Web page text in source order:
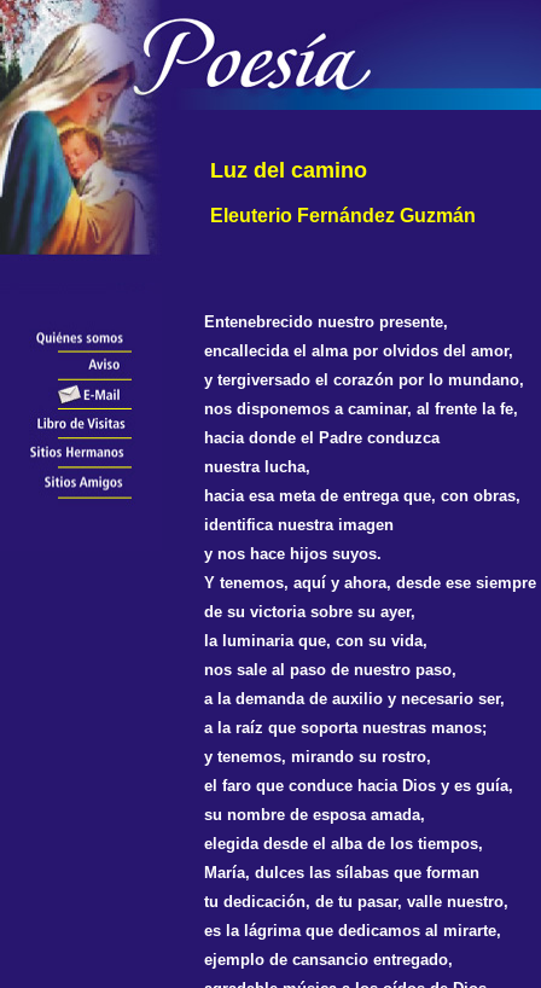
Luz del camino
Eleuterio Fernández Guzmán
Entenebrecido nuestro presente,
encallecida el alma por olvidos del amor,
y tergiversado el corazón por lo mundano,
nos disponemos a caminar, al frente la fe,
hacia donde el Padre conduzca
nuestra lucha,
hacia esa meta de entrega que, con obras,
identifica nuestra imagen
y nos hace hijos suyos.
Y tenemos, aquí y ahora, desde ese siempre
de su victoria sobre su ayer,
la luminaria que, con su vida,
nos sale al paso de nuestro paso,
a la demanda de auxilio y necesario ser,
a la raíz que soporta nuestras manos;
y tenemos, mirando su rostro,
el faro que conduce hacia Dios y es guía,
su nombre de esposa amada,
elegida desde el alba de los tiempos,
María, dulces las sílabas que forman
tu dedicación, de tu pasar, valle nuestro,
es la lágrima que dedicamos al mirarte,
ejemplo de cansancio entregado,